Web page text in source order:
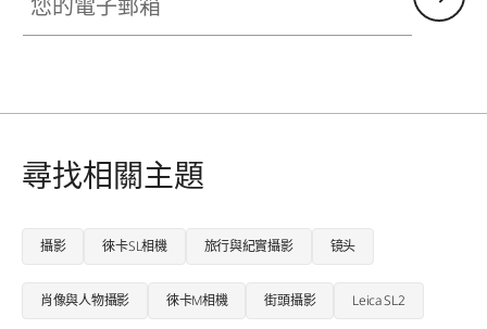
尋找相關主題
攝影 徠卡SL相機 旅行與紀實攝影 镜头
肖像與人物攝影 徠卡M相機 街頭攝影 Leica SL2